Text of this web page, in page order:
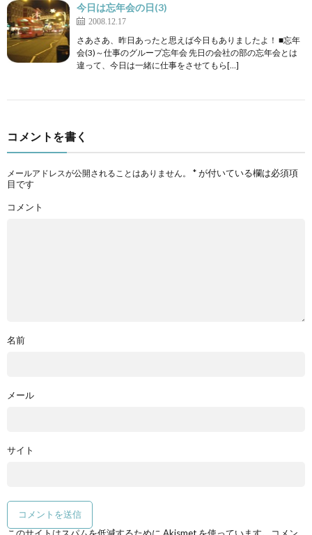
今日は忘年会の日(3)
2008.12.17
さあさあ、昨日あったと思えば今日もありましたよ！ ■忘年
会(3)～仕事のグループ忘年会 先日の会社の部の忘年会とは
違って、今日は一緒に仕事をさせてもら[…]
コメントを書く
メールアドレスが公開されることはありません。 *が付いている欄は必須項
目です
コメント
名前
メール
サイト
このサイトはスパムを低減するために Akismet を使っています。
コメン